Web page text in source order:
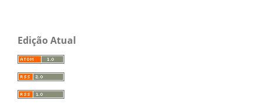
Edição Atual